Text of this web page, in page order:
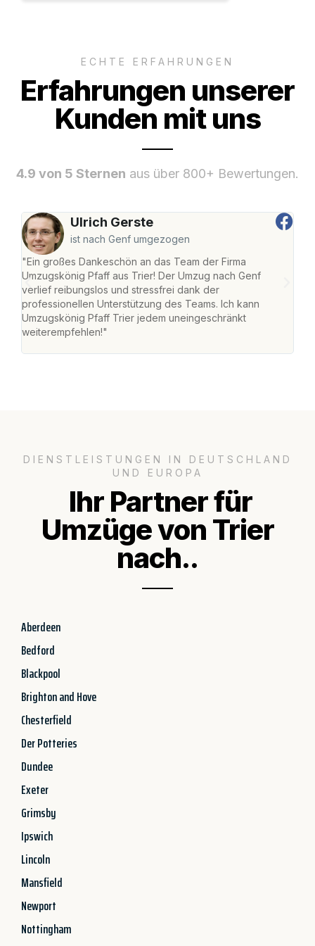
ECHTE ERFAHRUNGEN
Erfahrungen unserer
Kunden mit uns
4.9 von 5 Sternen aus über 800+ Bewertungen.
Ulrich Gerste
ist nach Genf umgezogen
"Ein großes Dankeschön an das Team der Firma
Umzugskönig Pfaff aus Trier! Der Umzug nach Genf
verlief reibungslos und stressfrei dank der
professionellen Unterstützung des Teams. Ich kann
Umzugskönig Pfaff Trier jedem uneingeschränkt
weiterempfehlen!"
DIENSTLEISTUNGEN IN DEUTSCHLAND
UND EUROPA
Ihr Partner für
Umzüge von Trier
nach..
Aberdeen
Bedford
Blackpool
Brighton and Hove
Chesterfield
Der Potteries
Dundee
Exeter
Grimsby
Ipswich
Lincoln
Mansfield
Newport
Nottingham